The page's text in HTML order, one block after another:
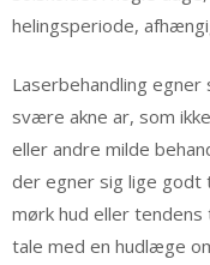
helingsperiode,
Laserbehandling
svære akne ar, som
eller andre milde
der egner sig lige godt
mørk hud eller
tale med en hudlæge